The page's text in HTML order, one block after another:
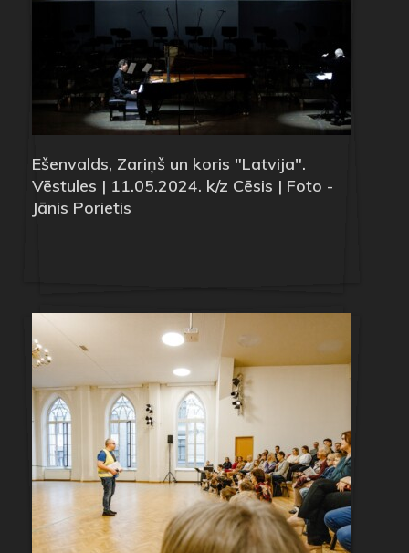
Ešenvalds, Zariņš un koris "Latvija".
Vēstules | 11.05.2024. k/z Cēsis | Foto -
Jānis Porietis